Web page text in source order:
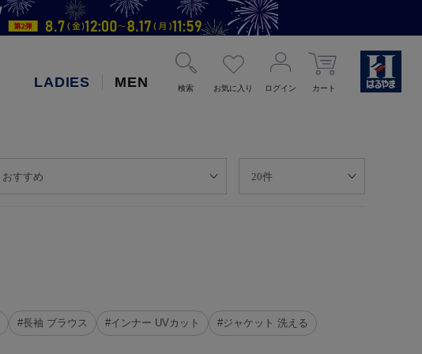
LADIES MEN 検索 お気に入り ログイン カート
#長袖 ブラウス #インナー UVカット #ジャケット 洗える